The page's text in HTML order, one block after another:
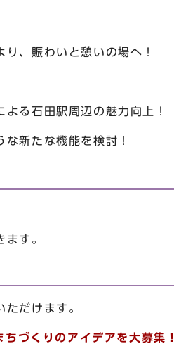
、賑わいと憩いの場へ！
る石田駅周辺の魅力向上！
新たな機能を検討！
す。
ただけます。
づくりのアイデアを大募集！